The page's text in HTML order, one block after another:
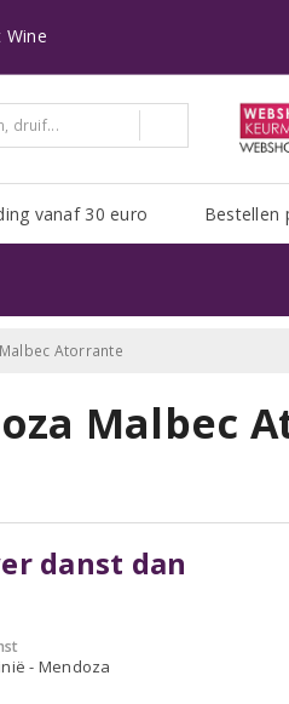
vanaf 30 euro Bestellen
Wine
Atorrante
Malbec
danst dan
- Mendoza